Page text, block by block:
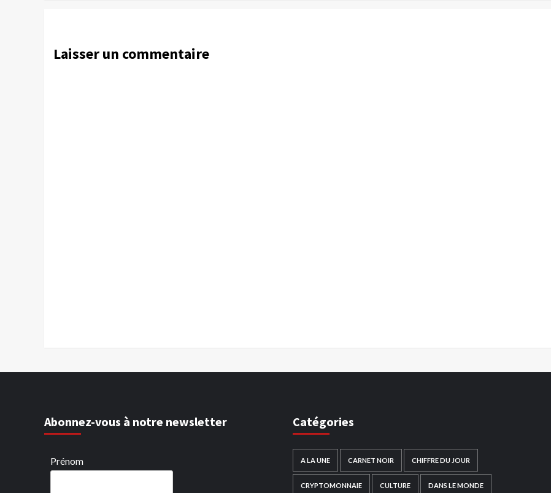
Laisser un commentaire
Abonnez-vous à notre newsletter
Prénom
Catégories
A LA UNE CARNET NOIR CHIFFRE DU JOUR
CRYPTOMONNAIE CULTURE DANS LE MONDE